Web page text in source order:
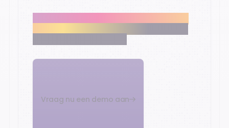
Vraag nu een demo aan